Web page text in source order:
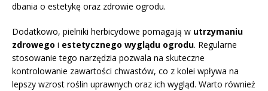
dbania o estetykę oraz zdrowie ogrodu.
Dodatkowo, pielniki herbicydowe pomagają w utrzymaniu
zdrowego i estetycznego wyglądu ogrodu. Regularne
stosowanie tego narzędzia pozwala na skuteczne
kontrolowanie zawartości chwastów, co z kolei wpływa na
lepszy wzrost roślin uprawnych oraz ich wygląd. Warto również